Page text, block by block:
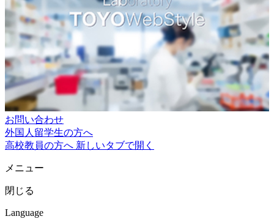
お問い合わせ
外国人留学生の方へ
高校教員の方へ 新しいタブで開く
メニュー
閉じる
Language